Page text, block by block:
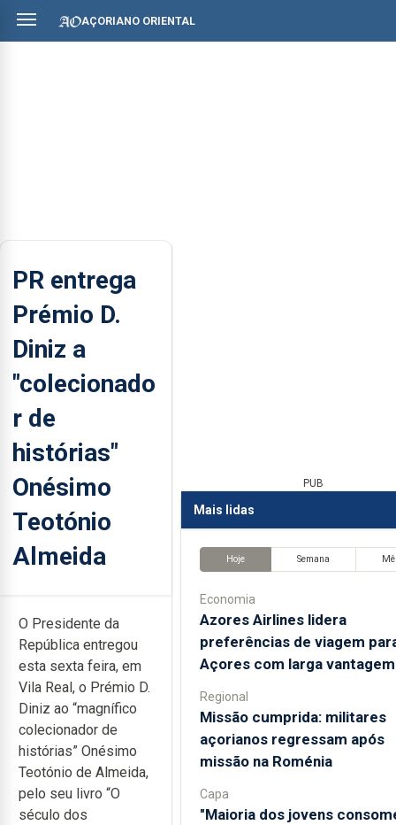
AÇORIANO ORIENTAL
PR entrega
Prémio D.
Diniz a
"colecionado
r de
histórias"
Onésimo
Teotónio
Almeida
O Presidente da
República entregou
esta sexta feira, em
Vila Real, o Prémio D.
Diniz ao “magnífico
colecionador de
histórias” Onésimo
Teotónio de Almeida,
pelo seu livro “O
século dos
PUB
Mais lidas
Hoje Semana
Economia
Azores Airlines lidera
preferências de viagem
Açores com larga vantagem
Regional
Missão cumprida: militares
açorianos regressam após
missão na Roménia
Capa
"Maioria dos jovens